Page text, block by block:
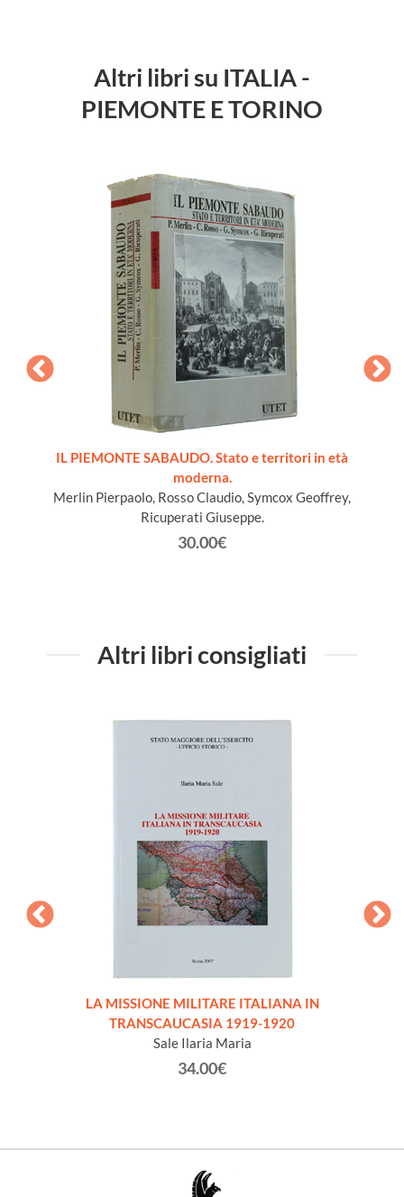
Altri libri su ITALIA -
PIEMONTE E TORINO
IL PIEMONTE SABAUDO. Stato e territori in età
moderna.
Merlin Pierpaolo, Rosso Claudio, Symcox Geoffrey,
Ricuperati Giuseppe.
30.00€
Altri libri consigliati
LA MISSIONE MILITARE ITALIANA IN
TRANSCAUCASIA 1919-1920
Sale Ilaria Maria
34.00€